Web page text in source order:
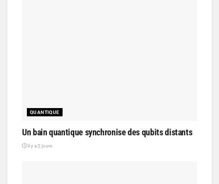
QUANTIQUE
Un bain quantique synchronise des qubits distants
il y a 2 jours